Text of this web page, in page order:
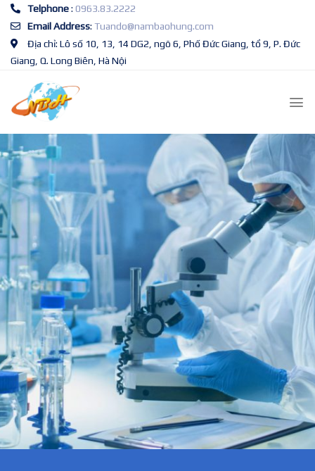
Skip
content
Telphone: 0963.83.2222
Email Address: Tuando@nambaohung.com
Địa chỉ: Lô số 10, 13, 14 DG2, ngõ 6, Phố Đức Giang, tổ 9, P. Đức
Giang, Q. Long Biên, Hà Nội